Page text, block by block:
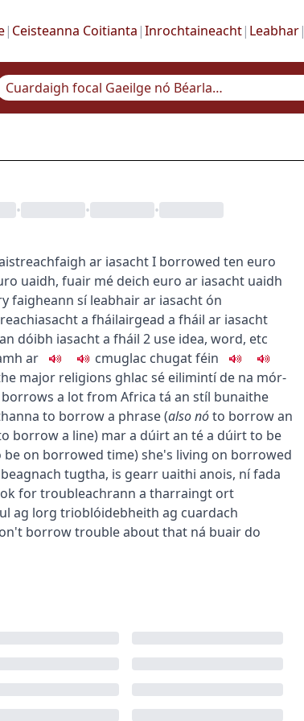
| Ceisteanna Coitianta |Inrochtaineacht| Leabhar|
• •
•
faigh ar iasachtI borrowed ten euro
uaidh, fuair mé deich euro ar iasacht uaidh
faigheann sí leabhair ar iasacht ón
iasacht a fháilairgead a fháil ar iasacht
dóibh iasacht a fháil 2 use idea, word, etc
ar cmuglac chugat féin
major religions ghlac sé eilimintí de na mór-
a lot from Africa tá an stíl bunaithe
to borrow a phrase(alsonóto borrow an
borrow a line) mar a dúirt an té a dúirtto be
be on borrowed time)she's living on borrowed
tugtha, is gearr uaithi anois, ní fada
for troubleachrann a tharraingt ort
ag lorg trioblóidebheith ag cuardach
borrow trouble about that ná buair do